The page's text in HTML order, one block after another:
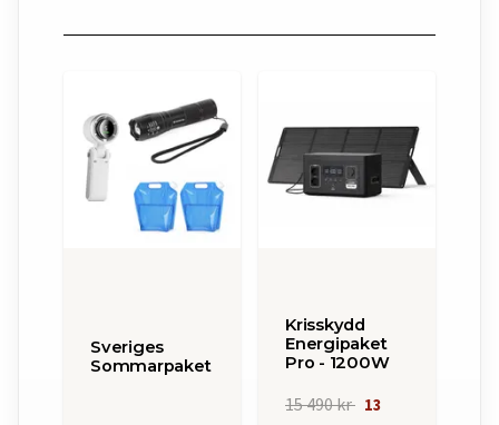
Sveriges
Sommarpaket
Krisskydd
Energipaket
Pro - 1200W
15 490 kr 13